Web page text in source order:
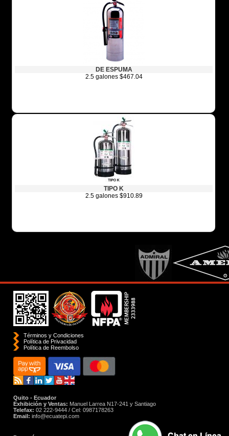
DE ESPUMA
2.5 galones $467.04
TIPO K
2.5 galones $910.89
Términos y Condiciones
Política de Privacidad
Polí­tica de Reembolso
Quito - Ecuador
Exhibición y Ventas: Manuel Larrea N17-241 y Santiago
Telefax: 02 222-9444 / Cel: 0987178263
Email: info@ecuatepi.com